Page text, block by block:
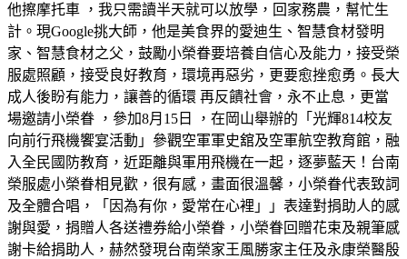
他擦摩托車 ，我只需讀半天就可以放學，回家務農，幫忙生
計。現Google挑大師，他是美食界的愛迪生、智慧食材發明
家、智慧食材之父，鼓勵小榮眷要培養自信心及能力，接受榮
服處照顧，接受良好教育，環境再惡劣，更要愈挫愈勇。長大
成人後盼有能力，讓善的循環 再反饋社會，永不止息，更當
場邀請小榮眷 ，參加8月15日 ，在岡山舉辦的「光輝814校友
向前行飛機饗宴活動」參觀空軍軍史舘及空軍航空教育館，融
入全民國防教育，近距離與軍用飛機在一起，逐夢藍天！台南
榮服處小榮眷相見歡，很有感，畫面很溫馨，小榮眷代表致詞
及全體合唱，「因為有你，愛常在心裡」」表達對捐助人的感
謝與愛，捐贈人各送禮券給小榮眷，小榮眷回贈花束及親筆感
謝卡給捐助人，赫然發現台南榮家王風勝家主任及永康榮醫殷